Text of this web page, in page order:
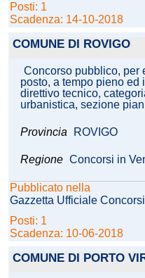
Posti: 1
Scadenza: 14-10-2018
COMUNE DI ROVIGO
Concorso pubblico, per
posto, a tempo pieno ed
direttivo tecnico,
urbanistica, sezione
Provincia ROVIGO
Regione Concorsi in
Pubblicato nella
Gazzetta Ufficiale
Posti: 1
Scadenza: 10-06-2018
COMUNE DI PORTO